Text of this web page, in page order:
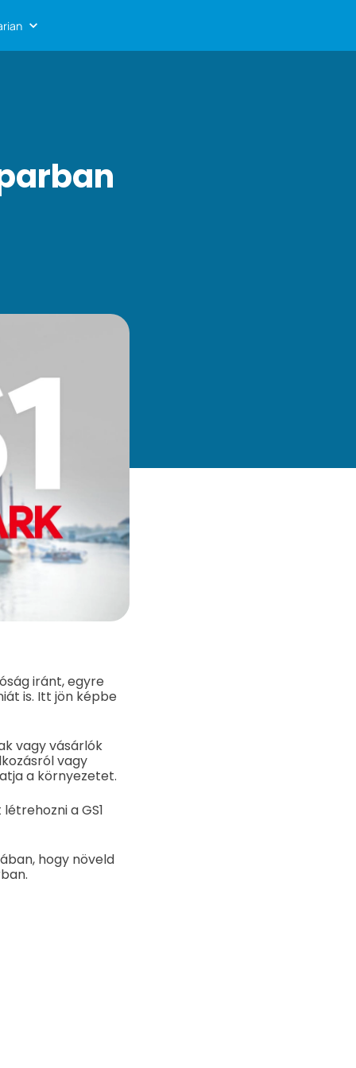
iránt, egyre
is. Itt jön képbe
vagy vásárlók
vagy
a környezetet.
a GS1
hogy növeld